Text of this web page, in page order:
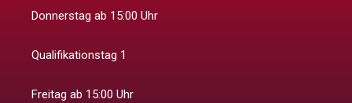
Donnerstag ab 15:00 Uhr
Qualifikationstag 1
Freitag ab 15:00 Uhr